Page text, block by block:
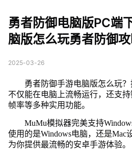
勇者防御电脑版PC端
脑版怎么玩勇者防御
2025-03-26
勇者防御手游电脑版怎么玩？
不仅能在电脑上流畅运行，还支
帧率等多种实用功能。
MuMu模拟器完美支持
使用的是Windows电脑，还是Mac
为你提供最流畅的安卓手游体验。